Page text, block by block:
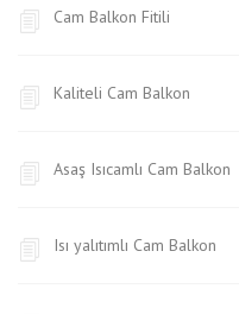
Cam Balkon Fitili
Kaliteli Cam Balkon
Asaş Isıcamlı Cam Balkon
Isı yalıtımlı Cam Balkon